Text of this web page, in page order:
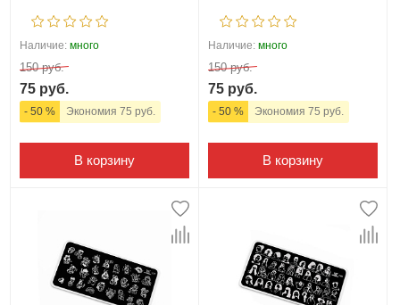
Наличие: много
150 руб.
75 руб.
- 50 % Экономия 75 руб.
В корзину
Наличие: много
150 руб.
75 руб.
- 50 % Экономия 75 руб.
В корзину